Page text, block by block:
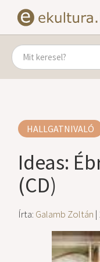
HALLGATNIVALÓ
Ideas:
(CD)
Írta: Galamb Zoltán |